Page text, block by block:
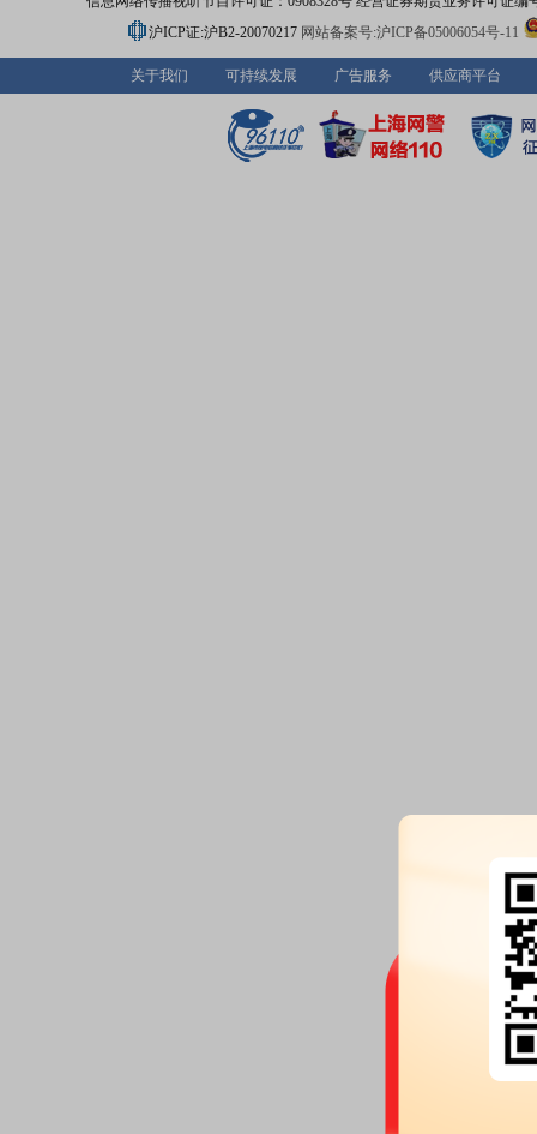
沪ICP证:沪B2-20070217 网站备案号:沪ICP备05006054号-11
关于我们 可持续发展 广告服务 供应商平台